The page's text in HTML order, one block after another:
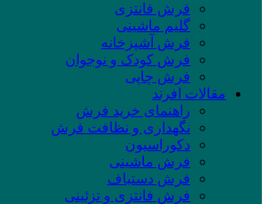
فرش فانتزی
گلیم ماشینی
فرش آشپزخانه
فرش کودک و نوجوان
فرش چاپی
مقالات افرند
راهنمای خرید فرش
نگهداری و نظافت فرش
دکوراسیون
فرش ماشینی
فرش دستباف
فرش فانتزی و تزئینی